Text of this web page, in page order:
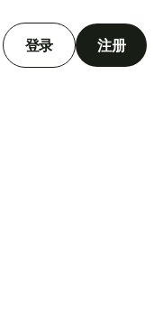
登录 注册